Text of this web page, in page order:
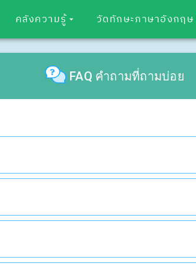
คลังความรู้ วัดทักษะภาษาอังกฤษ
FAQ คำถามที่ถามบ่อย